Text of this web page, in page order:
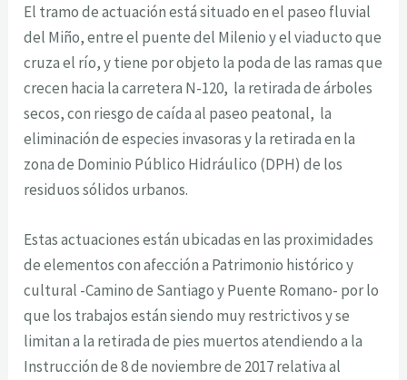
El tramo de actuación está situado en el paseo fluvial
del Miño, entre el puente del Milenio y el viaducto que
cruza el río, y tiene por objeto la poda de las ramas que
crecen hacia la carretera N-120, la retirada de árboles
secos, con riesgo de caída al paseo peatonal, la
eliminación de especies invasoras y la retirada en la
zona de Dominio Público Hidráulico (DPH) de los
residuos sólidos urbanos.
Estas actuaciones están ubicadas en las proximidades
de elementos con afección a Patrimonio histórico y
cultural -Camino de Santiago y Puente Romano- por lo
que los trabajos están siendo muy restrictivos y se
limitan a la retirada de pies muertos atendiendo a la
Instrucción de 8 de noviembre de 2017 relativa al